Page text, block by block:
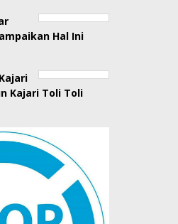
Hal Ini
Kajari Toli Toli